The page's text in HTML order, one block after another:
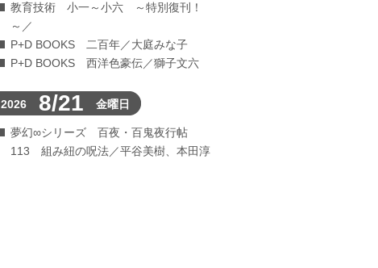
教育技術 小一～小六 ～特別復刊！
～／
P+D BOOKS 二百年／大庭みな子
P+D BOOKS 西洋色豪伝／獅子文六
2026 8/21 金曜日
夢幻∞シリーズ 百夜・百鬼夜行帖
113 組み紐の呪法／平谷美樹、本田淳